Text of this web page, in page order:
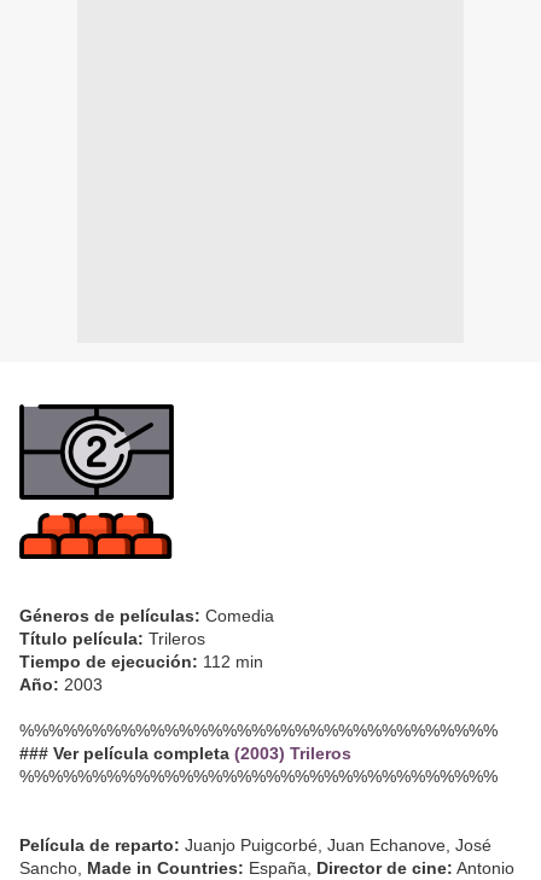
Géneros de películas: Comedia
Título película: Trileros
Tiempo de ejecución: 112 min
Año: 2003
%%%%%%%%%%%%%%%%%%%%%%%%%%%%%%%%%
### Ver película completa (2003) Trileros
%%%%%%%%%%%%%%%%%%%%%%%%%%%%%%%%%
Película de reparto: Juanjo Puigcorbé, Juan Echanove, José
Sancho, Made in Countries: España, Director de cine: Antonio